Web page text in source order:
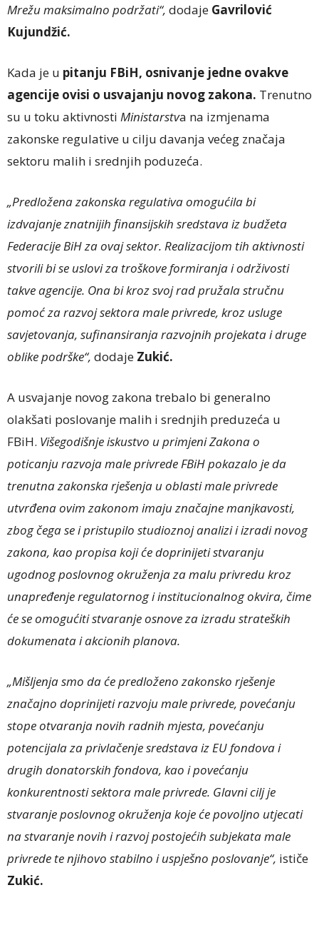
Mrežu maksimalno podržati“, dodaje Gavrilović
Kujundžić.
Kada je u pitanju FBiH, osnivanje jedne ovakve
agencije ovisi o usvajanju novog zakona. Trenutno
su u toku aktivnosti Ministarstva na izmjenama
zakonske regulative u cilju davanja većeg značaja
sektoru malih i srednjih poduzeća.
„Predložena zakonska regulativa omogućila bi
izdvajanje znatnijih finansijskih sredstava iz budžeta
Federacije BiH za ovaj sektor. Realizacijom tih aktivnosti
stvorili bi se uslovi za troškove formiranja i održivosti
takve agencije. Ona bi kroz svoj rad pružala stručnu
pomoć za razvoj sektora male privrede, kroz usluge
savjetovanja, sufinansiranja razvojnih projekata i druge
oblike podrške“, dodaje Zukić.
A usvajanje novog zakona trebalo bi generalno
olakšati poslovanje malih i srednjih preduzeća u
FBiH. Višegodišnje iskustvo u primjeni Zakona o
poticanju razvoja male privrede FBiH pokazalo je da
trenutna zakonska rješenja u oblasti male privrede
utvrđena ovim zakonom imaju značajne manjkavosti,
zbog čega se i pristupilo studioznoj analizi i izradi novog
zakona, kao propisa koji će doprinijeti stvaranju
ugodnog poslovnog okruženja za malu privredu kroz
unapređenje regulatornog i institucionalnog okvira, čime
će se omogućiti stvaranje osnove za izradu strateških
dokumenata i akcionih planova.
„Mišljenja smo da će predloženo zakonsko rješenje
značajno doprinijeti razvoju male privrede, povećanju
stope otvaranja novih radnih mjesta, povećanju
potencijala za privlačenje sredstava iz EU fondova i
drugih donatorskih fondova, kao i povećanju
konkurentnosti sektora male privrede. Glavni cilj je
stvaranje poslovnog okruženja koje će povoljno utjecati
na stvaranje novih i razvoj postojećih subjekata male
privrede te njihovo stabilno i uspješno poslovanje“, ističe
Zukić.